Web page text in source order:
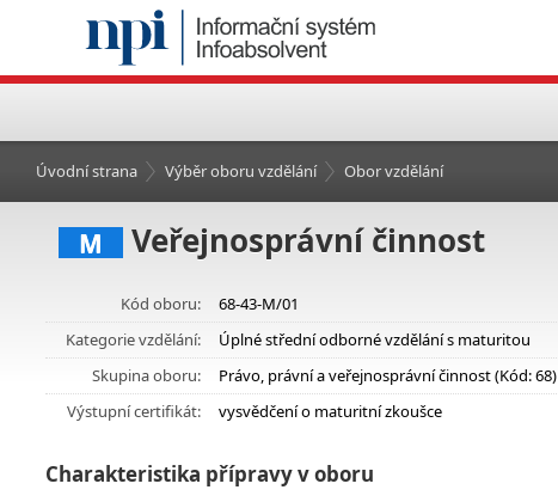
Úvodní strana Výběr oboru vzdělání Obor vzdělání
M Veřejnosprávní činnost
Kód oboru:
68-43-M/01
Kategorie vzdělání:
Úplné střední odborné vzdělání s maturitou
Skupina oboru:
Právo, právní a veřejnosprávní činnost (Kód: 68)
Výstupní certifikát:
vysvědčení o maturitní zkoušce
Charakteristika přípravy v oboru